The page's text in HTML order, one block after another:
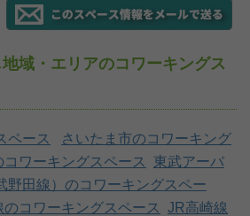
域・エリアのコワーキングス
ペース
さいたま市のコワーキング
ワーキングスペース
東武アーバ
野田線）のコワーキングスペー
コワーキングスペース
JR高崎線